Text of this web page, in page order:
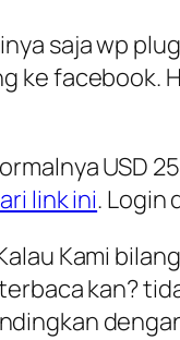
saja wp
ke facebook.
USD
link ini. Login
Kami
kan?